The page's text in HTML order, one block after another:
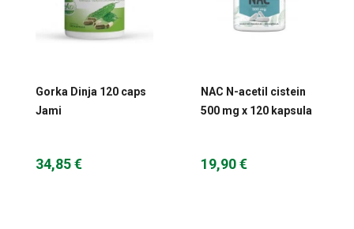
Gorka Dinja 120 caps
Jami
34,85 €
NAC N-acetil cistein
500 mg x 120 kapsula
19,90 €